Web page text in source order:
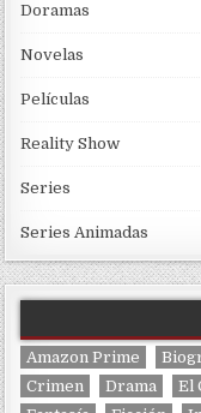
Doramas
Novelas
Películas
Reality Show
Series
Series Animadas
Amazon Prime
Crimen
Drama El